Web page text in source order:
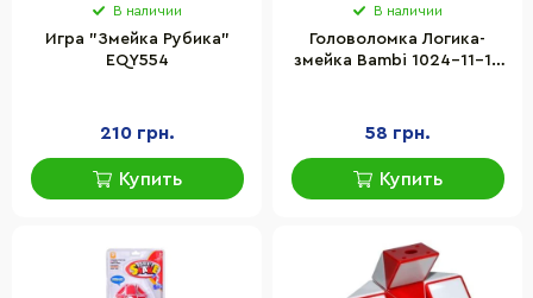
В наличии
Игра "Змейка Рубика"
EQY554
210 грн.
Купить
В наличии
Головоломка Логика-
змейка Bambi 1024-11-12
58 грн.
Купить